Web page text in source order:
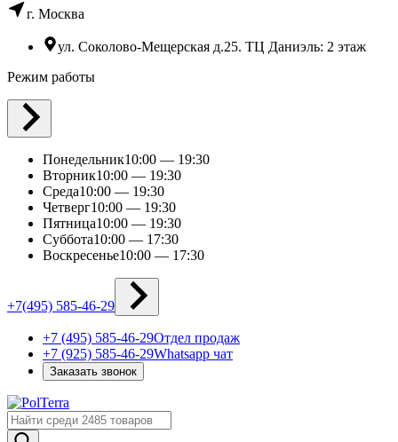
г. Москва
ул. Соколово-Мещерская д.25. ТЦ Даниэль: 2 этаж
Режим работы
Понедельник10:00 — 19:30
Вторник10:00 — 19:30
Среда10:00 — 19:30
Четверг10:00 — 19:30
Пятница10:00 — 19:30
Суббота10:00 — 17:30
Воскресенье10:00 — 17:30
+7(495) 585-46-29
+7 (495) 585-46-29Отдел продаж
+7 (925) 585-46-29Whatsapp чат
Заказать звонок